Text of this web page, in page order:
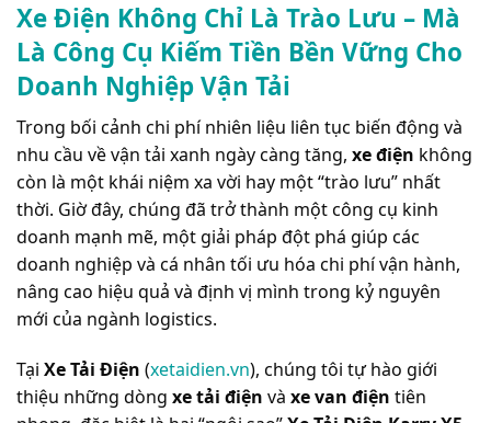
Xe Điện Không Chỉ Là Trào Lưu – Mà
Là Công Cụ Kiếm Tiền Bền Vững Cho
Doanh Nghiệp Vận Tải
Trong bối cảnh chi phí nhiên liệu liên tục biến động và
nhu cầu về vận tải xanh ngày càng tăng, xe điện không
còn là một khái niệm xa vời hay một “trào lưu” nhất
thời. Giờ đây, chúng đã trở thành một công cụ kinh
doanh mạnh mẽ, một giải pháp đột phá giúp các
doanh nghiệp và cá nhân tối ưu hóa chi phí vận hành,
nâng cao hiệu quả và định vị mình trong kỷ nguyên
mới của ngành logistics.
Tại Xe Tải Điện (xetaidien.vn), chúng tôi tự hào giới
thiệu những dòng xe tải điện và xe van điện tiên